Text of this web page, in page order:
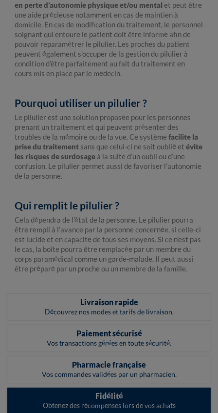
en perte d'autonomie physique et/ou mental et peut être
une aide précieuse notamment en cas de maintien à
domicile. En cas de modification du traitement, le personnel
soignant qui entoure le patient doit être informé afin de
pouvoir reparamétrer le pilulier. Les proches du patient
peuvent également s'occuper de la gestion du pilulier à
condition d’être parfaitement au fait du traitement en
cours mis en place par le médecin.
Pourquoi utiliser un pilulier ?
Le pilulier est une solution proposée pour les personnes
prenant un traitement et qui peuvent présenter des
troubles de la mémoire ou de la vue. Ce système facilite la
prise du traitement sans que celui-ci ne soit oublié et évite
les risques de surdosage à la suite d’un oubli ou d’une
confusion. Le pilulier permet aussi de favoriser l’autonomie
de la personne.
Qui remplit le pilulier ?
Cela dépendra de l’état de la personne. Le pilulier pourra
être rempli à l’avance par la personne concernée, si celle-ci
est lucide et en capacité de tous ses moyens. Si ce n’est pas
le cas, la boîte pourra être remplacée par un membre du
corps paramédical comme un garde-malade. Il peut aussi
être préparé par un proche ou un membre de la famille.
Livraison rapide
Découvrez nos modes et tarifs de livraison.
Paiement sécurisé
Vos transactions gérées en toute sécurité.
Pharmacie française
Vos commandes validées par un pharmacien.
Fidélité
Obtenez des récompenses lors de vos achats